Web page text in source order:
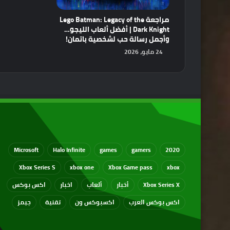
مراجعة Lego Batman: Legacy of the
Dark Knight | أفضل ألعاب الليجو…
وأجمل رسالة حب لشخصية باتمان!
24 مايو، 2026
2020
gamers
games
Halo Infinite
Microsoft
xbox
Xbox Game pass
xbox one
Xbox Series S
Xbox Series X
أخبار ألعاب اخبار
اكس بوكس
اكس بوكس العرب
اكسبوكس ون تقنية جيمز